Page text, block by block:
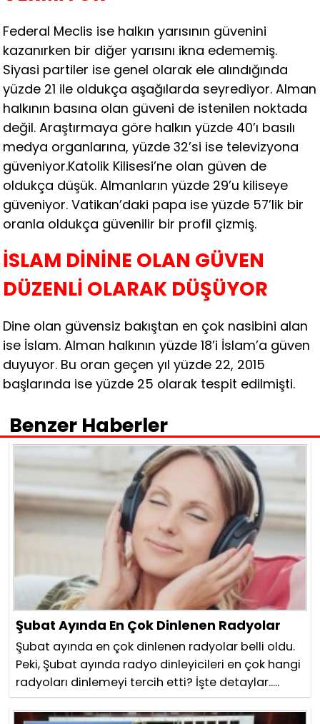
Federal Meclis ise halkın yarısının güvenini
kazanırken bir diğer yarısını ikna edememiş.
Siyasi partiler ise genel olarak ele alındığında
yüzde 21 ile oldukça aşağılarda seyrediyor. Alman
halkının basına olan güveni de istenilen noktada
değil. Araştırmaya göre halkın yüzde 40’ı basılı
medya organlarına, yüzde 32’si ise televizyona
güveniyor.Katolik Kilisesi’ne olan güven de
oldukça düşük. Almanların yüzde 29’u kiliseye
güveniyor. Vatikan’daki papa ise yüzde 57’lik bir
oranla oldukça güvenilir bir profil çizmiş.
İSLAM DİNİNE OLAN GÜVEN
DÜZENLİ OLARAK DÜŞÜYOR
Dine olan güvensiz bakıştan en çok nasibini alan
ise İslam. Alman halkının yüzde 18’i İslam’a güven
duyuyor. Bu oran geçen yıl yüzde 22, 2015
başlarında ise yüzde 25 olarak tespit edilmişti.
Benzer Haberler
Şubat Ayında En Çok Dinlenen Radyolar
Şubat ayında en çok dinlenen radyolar belli oldu.
Peki, Şubat ayında radyo dinleyicileri en çok hangi
radyoları dinlemeyi tercih etti? İşte detaylar.....